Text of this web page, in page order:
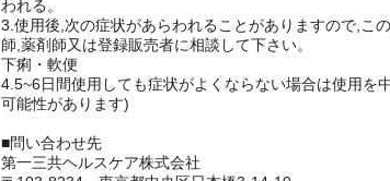
ショック(アナフィラキシー)：使用後すぐに,皮膚のか
われる。
3.使用後,次の症状があらわれることがありますので,こ
薬剤師又は登録販売者に相談して下さい。
下痢・軟便
4.5~6日間使用しても症状がよくならない場合は使用を
可能性があります)
■問い合わせ先